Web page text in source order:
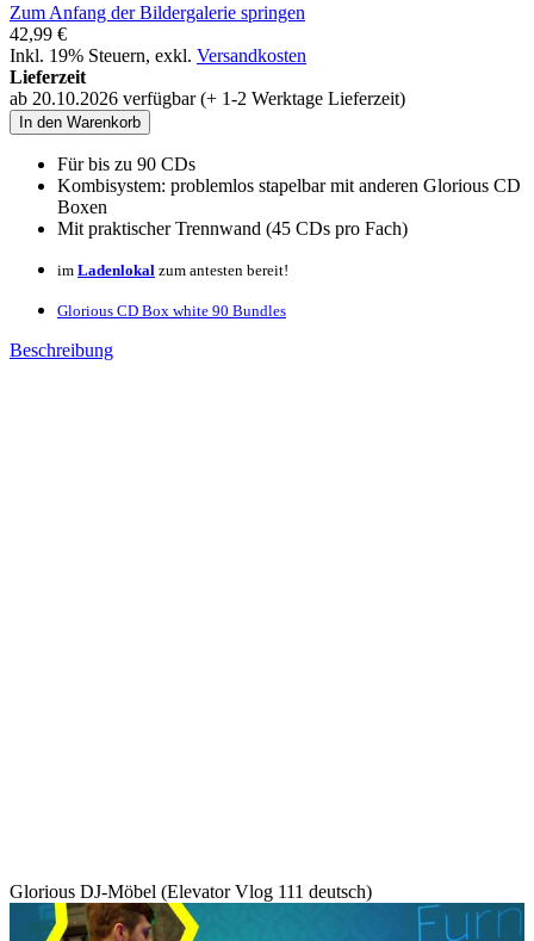
Zum Anfang der Bildergalerie springen
42,99 €
Inkl. 19% Steuern, exkl. Versandkosten
Lieferzeit
ab 20.10.2026 verfügbar (+ 1-2 Werktage Lieferzeit)
In den Warenkorb
Für bis zu 90 CDs
Kombisystem: problemlos stapelbar mit anderen Glorious CD
Boxen
Mit praktischer Trennwand (45 CDs pro Fach)
im Ladenlokal zum antesten bereit!
Glorious CD Box white 90 Bundles
Beschreibung
Glorious DJ-Möbel (Elevator Vlog 111 deutsch)